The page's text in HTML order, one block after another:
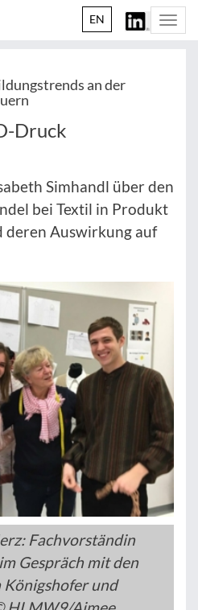
EN
an der
Druck
Simhandl über den
bei Textil in Produkt
deren Auswirkung auf
Fachvorständin
Gespräch mit den
und